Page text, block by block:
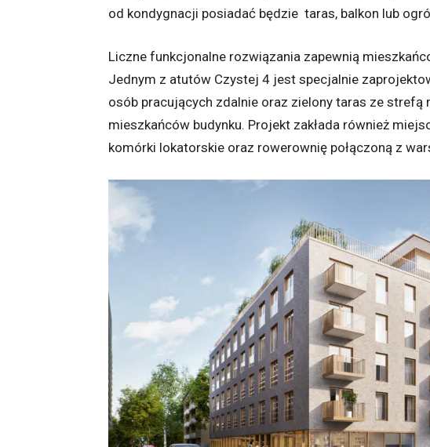
od kondygnacji posiadać będzie taras, balkon lub
Liczne funkcjonalne rozwiązania zapewnią
Jednym z atutów Czystej 4 jest specjalnie
osób pracujących zdalnie oraz zielony taras ze strefą
mieszkańców budynku. Projekt zakłada również
komórki lokatorskie oraz rowerownię połączoną z